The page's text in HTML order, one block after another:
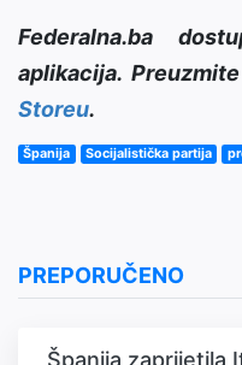
Federalna.ba
aplikacija.
Storeu.
Španija Socijalistička partija
PREPORUČENO
Španija zaprijetila